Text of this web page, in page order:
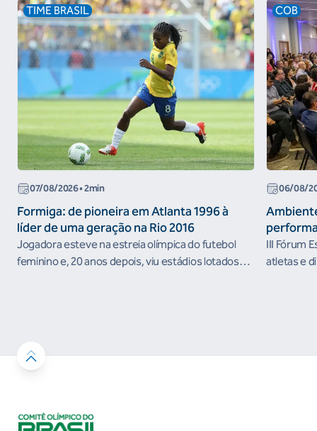
TIME BRASIL
07/08/2026• 2min
Formiga: de pioneira em Atlanta 1996 à
líder de uma geração na Rio 2016
Jogadora esteve na estreia olímpica do futebol
feminino e, 20 anos depois, viu estádios lotados
COB
06/08/
III Fórum
atletas e